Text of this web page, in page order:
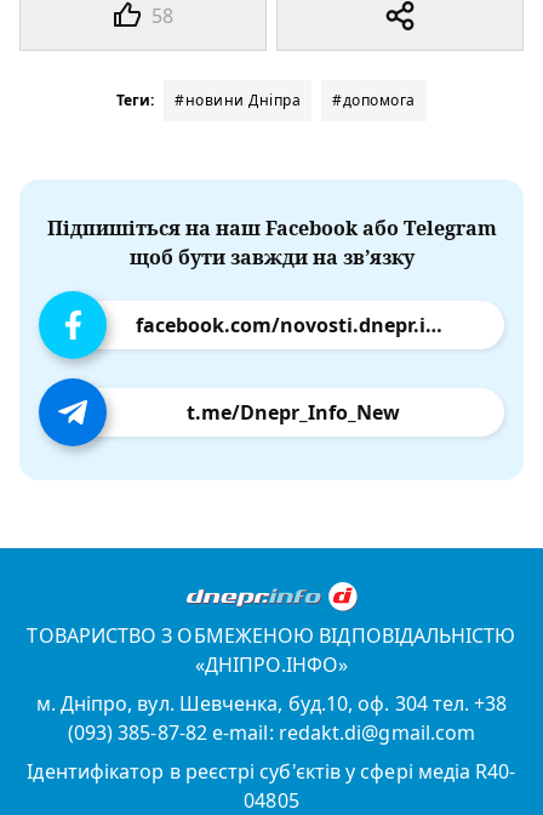
58
Теги: #новини Дніпра #допомога
Підпишіться на наш Facebook або Telegram
щоб бути завжди на зв’язку
facebook.com/novosti.dnepr.info
t.me/Dnepr_Info_New
ТОВАРИСТВО З ОБМЕЖЕНОЮ ВІДПОВІДАЛЬНІСТЮ
«ДНІПРО.ІНФО»
м. Дніпро, вул. Шевченка, буд.10, оф. 304 тел. +38
(093) 385-87-82 e-mail: redakt.di@gmail.com
Ідентифікатор в реєстрі суб'єктів у сфері медіа R40-
04805